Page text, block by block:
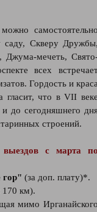
саду, Скверу
Джума-мечеть,
всех
Гордость и
гласит, что в VII
и до сегодняшнего
строений.
выездов с марта
гор" (за доп. плату)*.
км).
мимо